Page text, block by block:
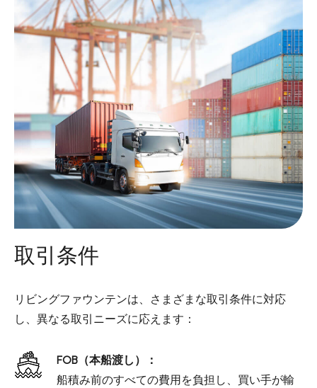
取引条件
リビングファウンテンは、さまざまな取引条件に対応
し、異なる取引ニーズに応えます：
FOB（本船渡し）：
船積み前のすべての費用を負担し、買い手が輸